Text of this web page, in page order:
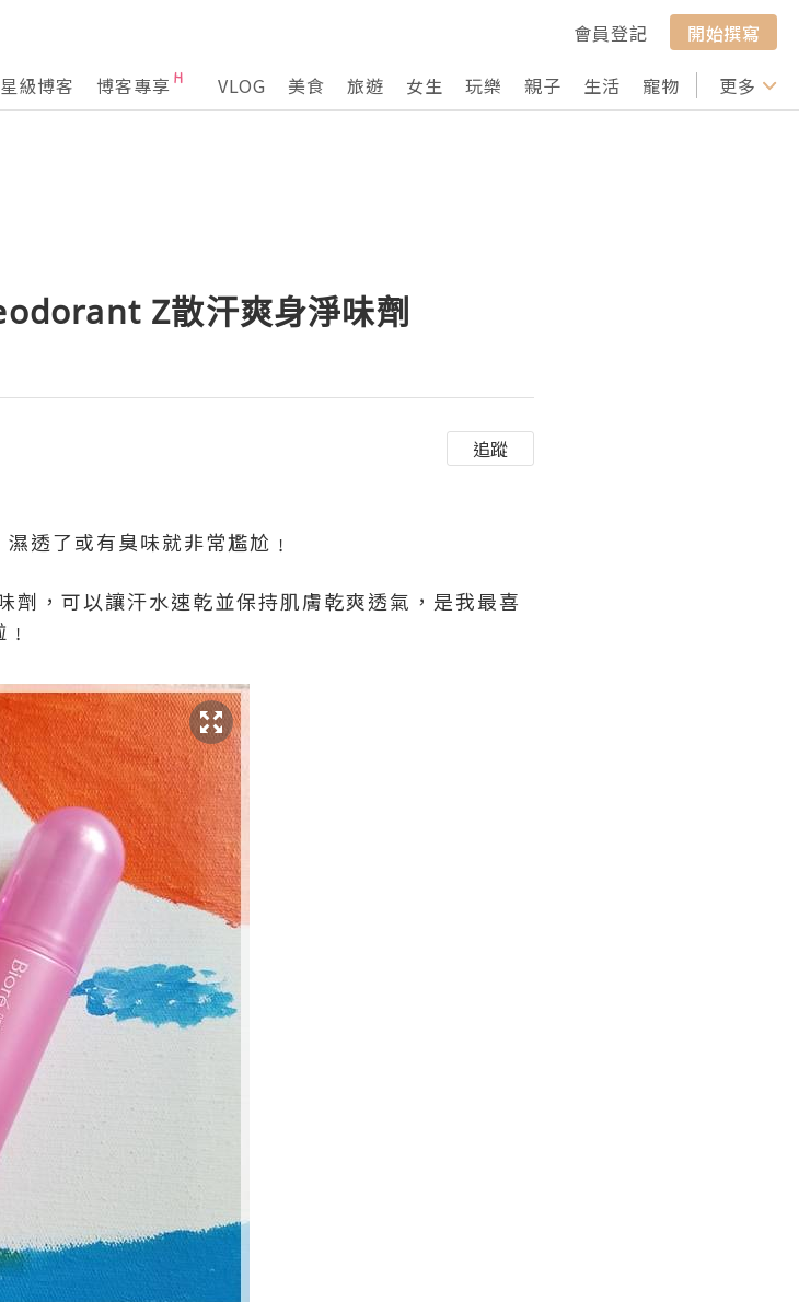
會員登記
開始撰寫
星級博客 博客專享 VLOG 美食 旅遊 女生 玩樂 親子 生活 寵物 行山 打卡
更多
Z散汗爽身淨味劑
追蹤
透了或有臭味就非常尷尬﹗
，可以讓汗水速乾並保持肌膚乾爽透氣，是我最喜